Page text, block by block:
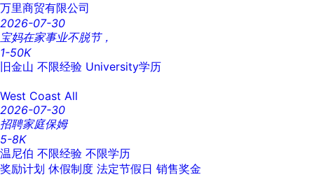
万里商贸有限公司
2026-07-30
宝妈在家事业不脱节，
1-50K
旧金山 不限经验 University学历
West Coast All
2026-07-30
招聘家庭保姆
5-8K
温尼伯 不限经验 不限学历
奖励计划 休假制度 法定节假日 销售奖金